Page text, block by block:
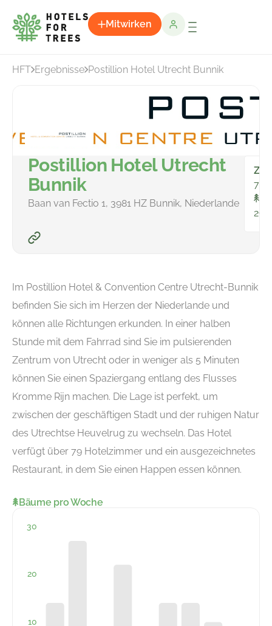
Mitwirken
HFT Ergebnisse Postillion Hotel Utrecht Bunnik
Postillion Hotel Utrecht
Bunnik
Baan van Fectio 1, 3981 HZ Bunnik, Niederlande
79
Im Postillion Hotel & Convention Centre Utrecht-Bunnik
befinden Sie sich im Herzen der Niederlande und
können alle Richtungen erkunden. In einer halben
Stunde mit dem Fahrrad sind Sie im pulsierenden
Zentrum von Utrecht oder in weniger als 5 Minuten
können Sie einen Spaziergang entlang des Flusses
Kromme Rijn machen. Die Lage ist perfekt, um
zwischen der geschäftigen Stadt und der ruhigen Natur
des Utrechtse Heuvelrug zu wechseln. Das Hotel
verfügt über 79 Hotelzimmer und ein ausgezeichnetes
Restaurant, in dem Sie einen Happen essen können.
Bäume pro Woche